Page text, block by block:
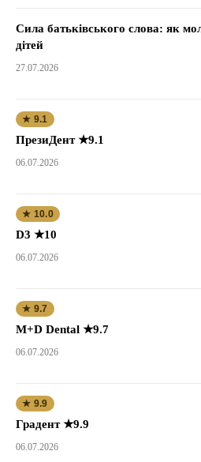
Сила батьківського слова: як
дітей
27.07.2026
★ 9.1
ПрезиДент ★9.1
06.07.2026
★ 10.0
D3 ★10
06.07.2026
★ 9.7
M+D Dental ★9.7
06.07.2026
★ 9.9
Градент ★9.9
06.07.2026